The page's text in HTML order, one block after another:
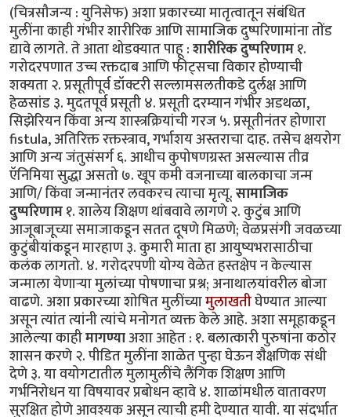
(चित्रसौजन्य : युनिसेफ) अशा प्रकारच्या मातृत्वातून संबंधित
मुलींना काही गंभीर शारीरिक आणि सामाजिक दुष्परिणामांना तोंड
द्यावे लागते. ते आता थोडक्यात पाहू :शारीरिक दुष्परिणाम१.
गरोदरपणात उच्च रक्तदाब आणि फीट्सचा विकार होण्याची
शक्यता २. प्रसूतीपूर्व डॉक्टरी सल्लामसलतीकडे दुर्लक्ष आणि
हेळसांड ३. मुदतपूर्व प्रसूती ४. प्रसूती दरम्यान गंभीर अडथळा,
सिझेरियन किंवा अन्य शास्त्रक्रियांची गरज ५. प्रसूतीनंतर होणारा
fistula, अतिरिक्त रक्तस्त्राव, गर्भाशय अस्तराचा दाह. तसेच क्षयरोग
आणि अन्य जंतुसंसर्ग ६. आधीच कुपोषणग्रस्त असल्यास तीव्र
ऍनिमिया सुद्धा असतो ७. खूप कमी वजनाच्या बालकाचा जन्म
आणि/ किंवा जन्मानंतर लवकरच त्याचा मृत्यू.सामाजिक
दुष्परिणाम१. शालेय शिक्षण थांबवावे लागणे २. कुटुंब आणि
आजूबाजूच्या समाजाकडून सतत दूषणे मिळणे; वेळप्रसंगी जवळच्या
कुटुंबीयांकडून मारहाण ३. कुमारी माता हा आयुष्यभरासाठीचा
कलंक लागतो. ४. गरोदरपणी योग्य वेळेत हस्तक्षेप न केल्यास
जन्माला येणाऱ्या मुलांच्या पोषणाचा प्रश्न; अनाथालयांवरील बोजा
वाढणे. अशा प्रकारच्या शोषित मुलींच्यामुलाखतीघेण्यात आल्या
असून त्यांत त्यांनी त्यांचे मनोगत व्यक्त केले आहे. अशा समूहाकडून
आलेल्या काहीमागण्याअशा आहेत : १. बलात्कारी पुरुषांना कठोर
शासन करणे २. पीडित मुलींना शाळेत पुन्हा घेऊन शैक्षणिक संधी
देणे ३. या वयोगटातील मुलामुलींचे लैंगिक शिक्षण आणि
गर्भनिरोधन या विषयावर प्रबोधन व्हावे ४. शाळांमधील वातावरण
सुरक्षित होणे आवश्यक असून त्याची हमी देण्यात यावी. या संदर्भात